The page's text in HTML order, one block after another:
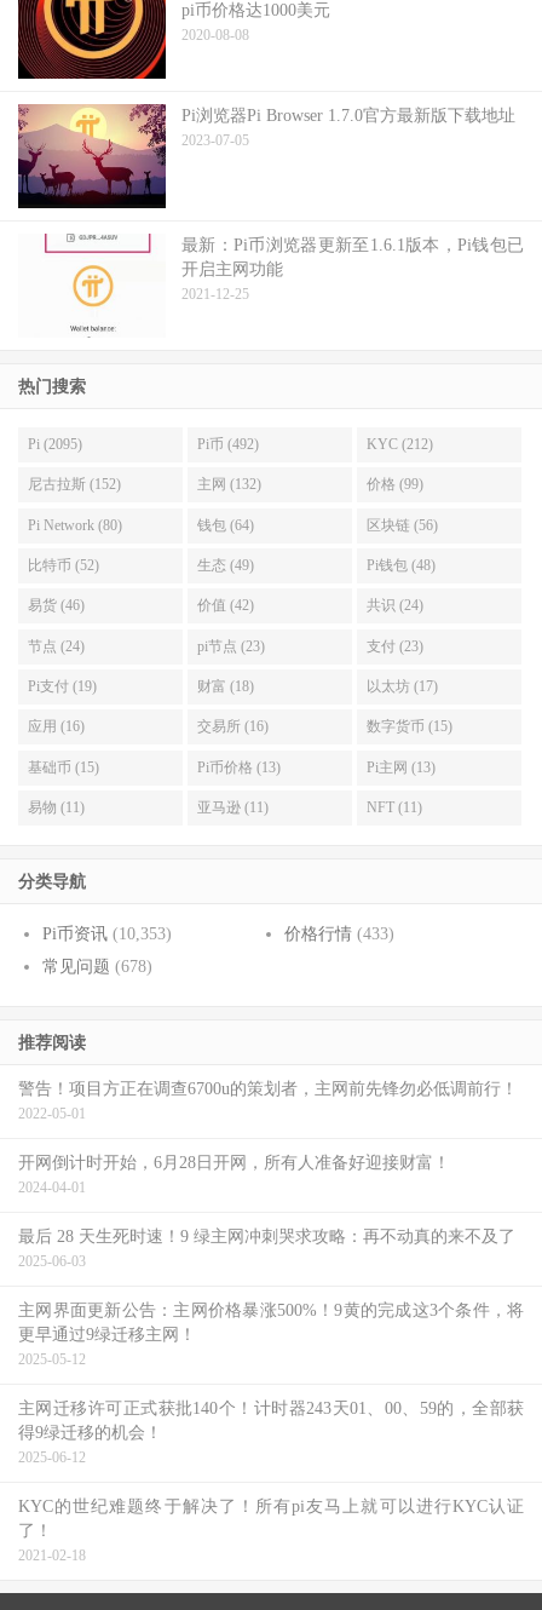
pi币价格达1000美元
2020-08-08
Pi浏览器Pi Browser 1.7.0官方最新版下载地址
2023-07-05
最新：Pi币浏览器更新至1.6.1版本，Pi钱包已
开启主网功能
2021-12-25
热门搜索
Pi (2095) Pi币 (492) KYC (212)
尼古拉斯 (152) 主网 (132) 价格 (99)
Pi Network (80) 钱包 (64) 区块链 (56)
比特币 (52) 生态 (49) Pi钱包 (48)
易货 (46) 价值 (42) 共识 (24)
节点 (24) pi节点 (23) 支付 (23)
Pi支付 (19) 财富 (18) 以太坊 (17)
应用 (16) 交易所 (16) 数字货币 (15)
基础币 (15) Pi币价格 (13) Pi主网 (13)
易物 (11) 亚马逊 (11) NFT (11)
分类导航
Pi币资讯 (10,353) 价格行情(433)
常见问题 (678)
推荐阅读
警告！项目方正在调查6700u的策划者，主网前先锋勿必低调前行！
2022-05-01
开网倒计时开始，6月28日开网，所有人准备好迎接财富！
2024-04-01
最后 28 天生死时速！9 绿主网冲刺哭求攻略：再不动真的来不及了
2025-06-03
主网界面更新公告：主网价格暴涨500%！9黄的完成这3个条件，将
更早通过9绿迁移主网！
2025-05-12
主网迁移许可正式获批140个！计时器243天01、00、59的，全部获
得9绿迁移的机会！
2025-06-12
KYC的世纪难题终于解决了！所有pi友马上就可以进行KYC认证
了！
2021-02-18